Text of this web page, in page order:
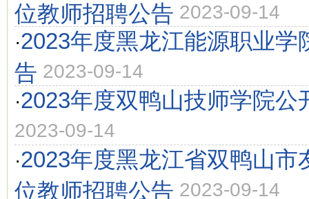
位教师招聘公告 2023-09-14
·2023年度黑龙江能源职业学
告 2023-09-14
·2023年度双鸭山技师学院公
2023-09-14
·2023年度黑龙江省双鸭山市
位教师招聘公告 2023-09-14